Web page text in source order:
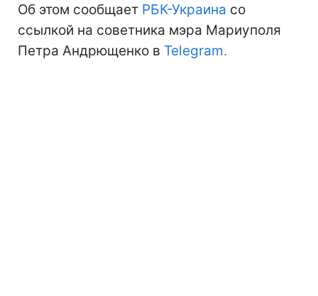
Об этом сообщает РБК-Украина со
ссылкой на советника мэра Мариуполя
Петра Андрющенко в Telegram.